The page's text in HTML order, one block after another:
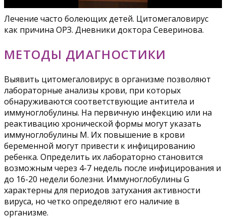
Лечение часто болеющих детей. Цитомегаловирус
как причина ОРЗ. Дневники доктора Северинова.
МЕТОДЫ ДИАГНОСТИКИ
Выявить цитомегаловирус в организме позволяют
лабораторные анализы крови, при которых
обнаруживаются соответствующие антитела и
иммуноглобулины. На первичную инфекцию или на
реактивацию хронической формы могут указать
иммуноглобулины М. Их повышение в крови
беременной могут привести к инфицированию
ребенка. Определить их лабораторно становится
возможным через 4-7 недель после инфицирования и
до 16-20 недели болезни. Иммуноглобулины G
характерны для периодов затухания активности
вируса, но четко определяют его наличие в
организме.